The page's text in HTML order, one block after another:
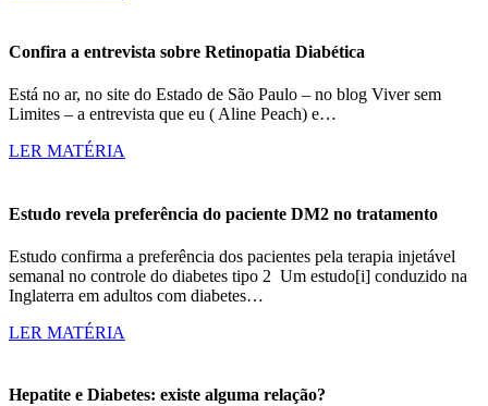
Confira a entrevista sobre Retinopatia Diabética
Está no ar, no site do Estado de São Paulo – no blog Viver sem
Limites – a entrevista que eu ( Aline Peach) e…
LER MATÉRIA
Estudo revela preferência do paciente DM2 no tratamento
Estudo confirma a preferência dos pacientes pela terapia injetável
semanal no controle do diabetes tipo 2 Um estudo[i] conduzido na
Inglaterra em adultos com diabetes…
LER MATÉRIA
Hepatite e Diabetes: existe alguma relação?